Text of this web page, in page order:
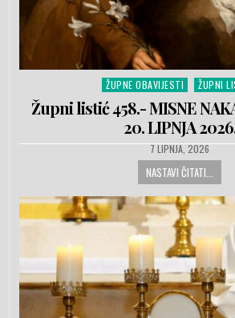
Posted in
ŽUPNE OBAVIJESTI ŽUPNI
Župni listić 458.- MISNE
20. LIPNJA
PUBLISHED DATE:
7 LIPNJA, 2026
NASTAVI ČITATI...